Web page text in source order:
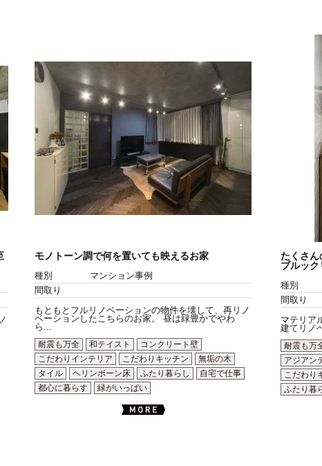
モノトーン調で何を置いても映えるお家
種別
マンション事例
間取り
もともとフルリノベーションの物件を壊して、再リノ
ベーションしたこちらのお家。 昼は緑豊かでやわ
ら...
耐震も万全
和テイスト
コンクリート壁
こだわりインテリア
こだわりキッチン
無垢の木
タイル
ヘリンボーン床 ふたり暮らし
自宅で仕事
都心に暮らす
緑がいっぱい
たくさ
ブルッ
種別
間取り
マテリア
建てリノ
耐震も万
アジアン
こだわり
ふたり暮